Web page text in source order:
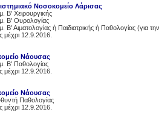
Νοσοκομείο Λάρισας
Β' Χειρουργικής
Β' Ουρολογίας
Β' Αιματολογίας ή Παιδιατρικής ή Παθολογίας (για
μέχρι 12.9.2016.
Νάουσας
Β' Παθολογίας
μέχρι 12.9.2016.
Νάουσας
Παθολογίας
μέχρι 12.9.2016.